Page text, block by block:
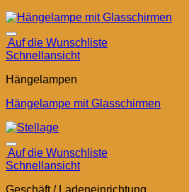
Auf die Wunschliste
Schnellansicht
Hängelampen
Hängelampe mit Glasschirmen
Auf die Wunschliste
Schnellansicht
Geschäft / Ladeneinrichtung